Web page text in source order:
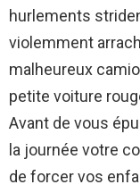
hurlements
violemment
malheureux
petite voiture
Avant de vous
la journée votre
de forcer vos